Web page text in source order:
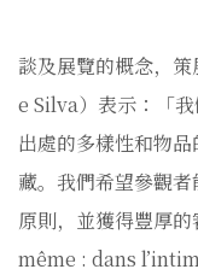
談及展覽的概念，
e Silva）表示：「我
出處的多樣性和物
藏。我們希望參觀
原則，並獲得豐厚
même : dans